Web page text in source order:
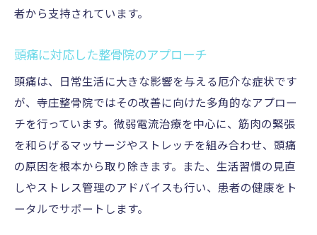
者から支持されています。
頭痛に対応した整骨院のアプローチ
頭痛は、日常生活に大きな影響を与える厄介な症状です
が、寺庄整骨院ではその改善に向けた多角的なアプロー
チを行っています。微弱電流治療を中心に、筋肉の緊張
を和らげるマッサージやストレッチを組み合わせ、頭痛
の原因を根本から取り除きます。また、生活習慣の見直
しやストレス管理のアドバイスも行い、患者の健康をト
ータルでサポートします。